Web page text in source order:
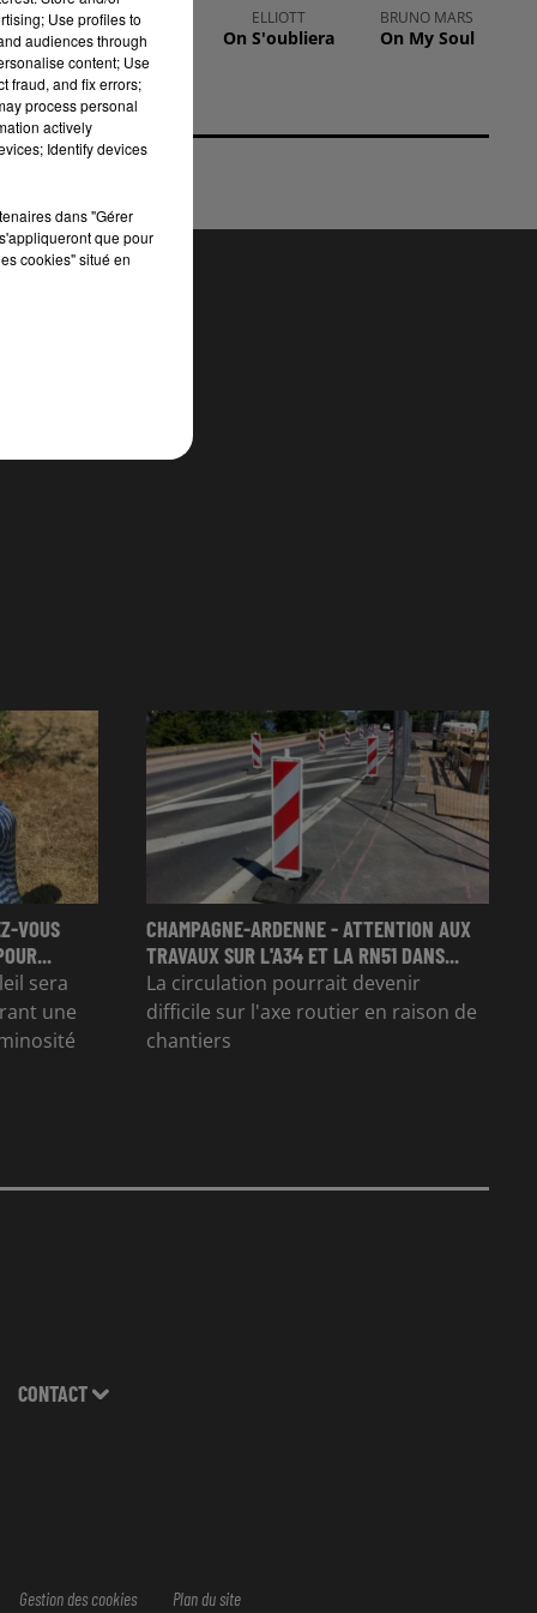
ARIANA GRANDE
Hate That I
Made You
Love Me
ELLIOTT
On S'oubliera
BRUNO MARS
On My Soul
VOUS
sera
une
CHAMPAGNE-ARDENNE - ATTENTION AUX
TRAVAUX SUR L'A34 ET LA RN51 DANS...
La circulation pourrait devenir
difficile sur l'axe routier en raison de
chantiers
CONTACT
Gestion des cookies Plan du site
Use profiles to
audiences through
content; Use
fraud, and fix errors;
process personal
actively
Identify devices
dans "Gérer
que pour
cookies" situé en